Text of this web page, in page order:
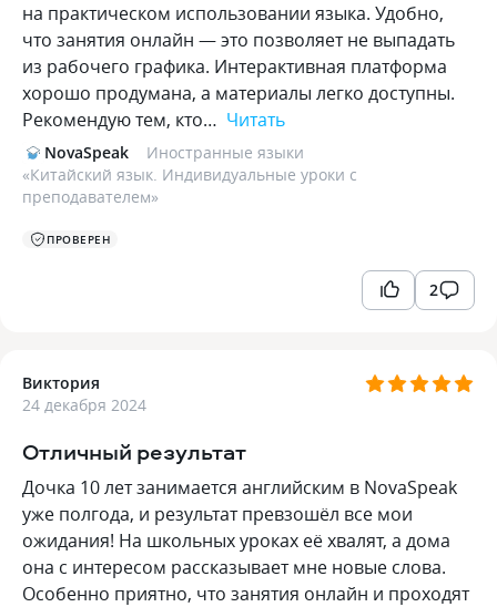
на практическом использовании языка. Удобно,
что занятия онлайн — это позволяет не выпадать
из рабочего графика. Интерактивная платформа
хорошо продумана, а материалы легко доступны.
Рекомендую тем, кто… Читать
NovaSpeak
Иностранные языки
«Китайский язык. Индивидуальные уроки с
преподавателем»
ПРОВЕРЕН
2
Виктория
24 декабря 2024
Отличный результат
Дочка 10 лет занимается английским в NovaSpeak
уже полгода, и результат превзошёл все мои
ожидания! На школьных уроках её хвалят, а дома
она с интересом рассказывает мне новые слова.
Особенно приятно, что занятия онлайн и проходят